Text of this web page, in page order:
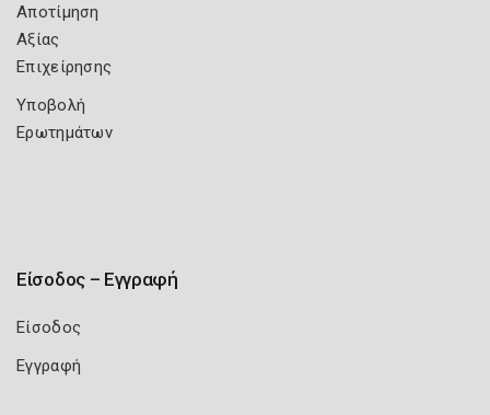
Αποτίμηση
Αξίας
Επιχείρησης
Υποβολή
Ερωτημάτων
Είσοδος – Εγγραφή
Είσοδος
Εγγραφή